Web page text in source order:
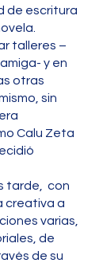
de escritura
talleres –
y en
otras
sin
Calu Zeta
tarde, con
creativa a
varias,
de
de su